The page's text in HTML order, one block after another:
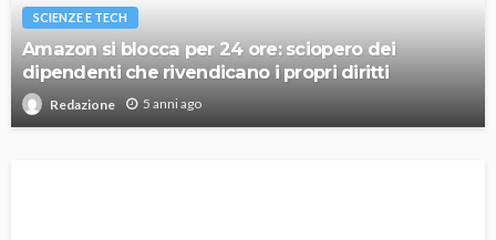
SCIENZE E TECH
Amazon si blocca per 24 ore: sciopero dei
dipendenti che rivendicano i propri diritti
Redazione 5 anni ago